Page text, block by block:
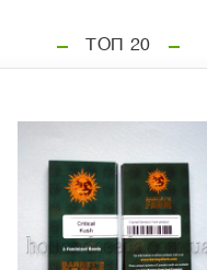
ТОП 20